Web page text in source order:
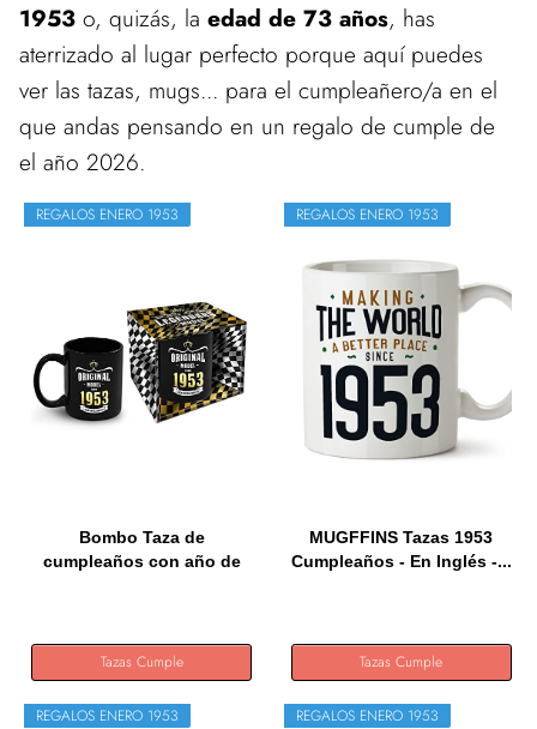
1953 o, quizás, la edad de 73 años, has
aterrizado al lugar perfecto porque aquí puedes
ver las tazas, mugs... para el cumpleañero/a en el
que andas pensando en un regalo de cumple de
el año 2026.
REGALOS ENERO 1953
Bombo Taza de
cumpleaños con año de
Tazas Cumple
REGALOS ENERO 1953
MUGFFINS Tazas 1953
Cumpleaños - En Inglés -...
Tazas Cumple
REGALOS ENERO 1953 REGALOS ENERO 1953